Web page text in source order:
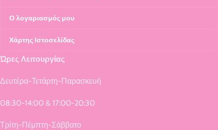
Ο λογαριασμός μου
Χάρτης Ιστοσελίδας
Ώρες Λειτουργίας
Δευτέρα-Τετάρτη-Παρασκευή
08:30-14:00 & 17:00-20:30
Τρίτη-Πέμπτη-Σάββατο